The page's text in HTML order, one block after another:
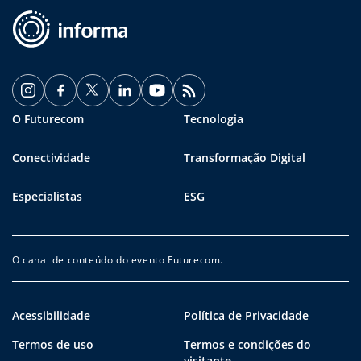
O Futurecom Tecnologia
Conectividade Transformação Digital
Especialistas ESG
O canal de conteúdo do evento Futurecom.
Acessibilidade
Política de Privacidade
Termos de uso
Termos e condições do